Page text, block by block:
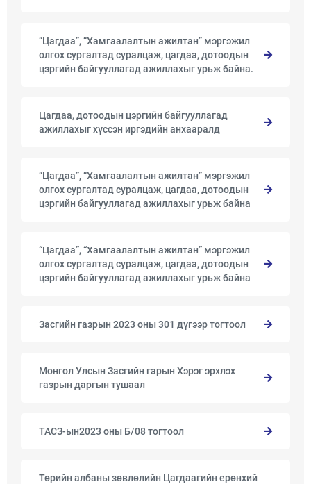
“Цагдаа”, “Хамгаалалтын ажилтан” мэргэжил
олгох сургалтад суралцаж, цагдаа, дотоодын
цэргийн байгууллагад ажиллахыг урьж байна.
Цагдаа, дотоодын цэргийн байгууллагад
ажиллахыг хүссэн иргэдийн анхааралд
“Цагдаа”, “Хамгаалалтын ажилтан” мэргэжил
олгох сургалтад суралцаж, цагдаа, дотоодын
цэргийн байгууллагад ажиллахыг урьж байна
“Цагдаа”, “Хамгаалалтын ажилтан” мэргэжил
олгох сургалтад суралцаж, цагдаа, дотоодын
цэргийн байгууллагад ажиллахыг урьж байна
Засгийн газрын 2023 оны 301 дүгээр тогтоол
Монгол Улсын Засгийн гарын Хэрэг эрхлэх
газрын даргын тушаал
ТАСЗ-ын2023 оны Б/08 тогтоол
Төрийн албаны зөвлөлийн Цагдаагийн ерөнхий